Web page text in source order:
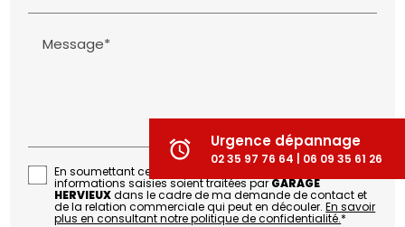
Message*
En soumettant ce formulaire, j'accepte que les
informations saisies soient traitées parGARAGE
HERVIEUXdans le cadre de ma demande de contact et
de la relation commerciale qui peut en découler.En savoir
plus en consultant notre politique de confidentialité.*
alarm Urgence dépannage
02 35 97 76 64 | 06 09 35 61 26